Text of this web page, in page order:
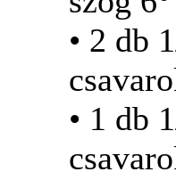
• 2 db
• 1 db